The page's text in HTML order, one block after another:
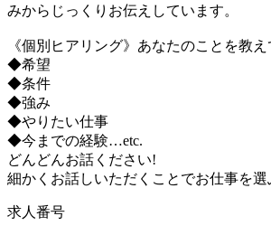
みからじっくりお伝えしています。
《個別ヒアリング》あなたのことを教
◆希望
◆条件
◆強み
◆やりたい仕事
◆今までの経験…etc.
どんどんお話ください!
細かくお話しいただくことでお仕事を
求人番号